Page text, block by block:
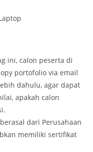
ini, calon peserta di
portofolio via email
dahulu, agar dapat
apakah calon
dari Perusahaan
memiliki sertifikat